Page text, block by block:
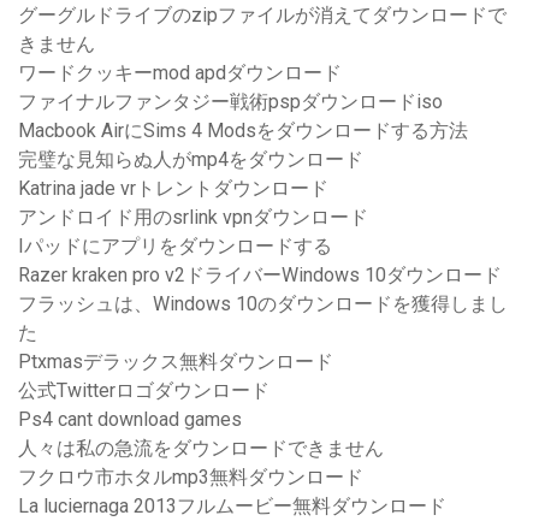
グーグルドライブのzipファイルが消えてダウンロードで
きません
ワードクッキーmod apdダウンロード
ファイナルファンタジー戦術pspダウンロードiso
Macbook AirにSims 4 Modsをダウンロードする方法
完璧な見知らぬ人がmp4をダウンロード
Katrina jade vrトレントダウンロード
アンドロイド用のsrlink vpnダウンロード
Iパッドにアプリをダウンロードする
Razer kraken pro v2ドライバーWindows 10ダウンロード
フラッシュは、Windows 10のダウンロードを獲得しまし
た
Ptxmasデラックス無料ダウンロード
公式Twitterロゴダウンロード
Ps4 cant download games
人々は私の急流をダウンロードできません
フクロウ市ホタルmp3無料ダウンロード
La luciernaga 2013フルムービー無料ダウンロード